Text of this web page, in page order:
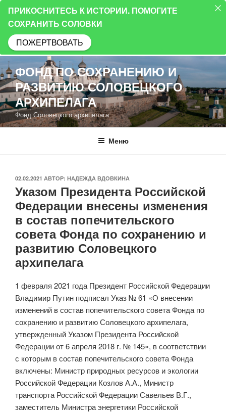
Перейти
к
содержимому
ФОНД ПО СОХРАНЕНИЮ И
РАЗВИТИЮ СОЛОВЕЦКОГО
АРХИПЕЛАГА
Фонд Соловецкого архипелага
Меню
ОПУБЛИКОВАНО
02.02.2021 АВТОР: НАДЕЖДА ВДОВКИНА
Указом Президента Российской
Федерации внесены изменения
в состав попечительского
совета Фонда по сохранению и
развитию Соловецкого
архипелага
1 февраля 2021 года Президент Российской Федерации
Владимир Путин подписал Указ № 61 «О внесении
изменений в состав попечительского совета Фонда по
сохранению и развитию Соловецкого архипелага,
утвержденный Указом Президента Российской
Федерации от 6 апреля 2018 г. № 145», в соответствии
с которым в состав попечительского совета Фонда
включены: Министр природных ресурсов и экологии
Российской Федерации Козлов А.А., Министр
транспорта Российской Федерации Савельев В.Г.,
заместитель Министра энергетики Российской
ПРИКОСНИТЕСЬ К ИСТОРИИ. ПОМОГИТЕ
СОХРАНИТЬ СОЛОВКИ
ПОЖЕРТВОВАТЬ